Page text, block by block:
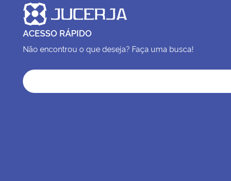
ACESSO RÁPIDO
Não encontrou o que deseja? Faça uma busca!